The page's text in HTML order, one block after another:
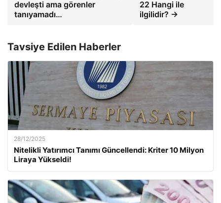
devleşti ama görenler
tanıyamadı…
22 Hangi ile
ilgilidir? →
Tavsiye Edilen Haberler
28/12/2025
Nitelikli Yatırımcı Tanımı Güncellendi: Kriter 10 Milyon
Liraya Yükseldi!